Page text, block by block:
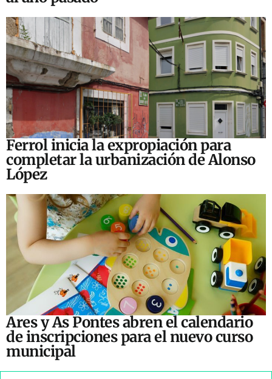
Ferrol inicia la expropiación para
completar la urbanización de Alonso
López
Ares y As Pontes abren el calendario
de inscripciones para el nuevo curso
municipal